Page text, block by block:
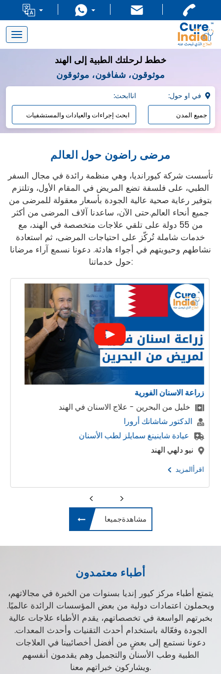
Toggle
navigation
خطط لرحلتك الطبية إلى الهند
موثوقون، شفافون، موثوقون
:اناابحث
مرضى راضون حول العالم
تأسست شركة كيورانديا، وهي منظمة رائدة في مجال السفر
الطبي، على فلسفة تضع المريض في المقام الأول، وتلتزم
بتوفير رعاية صحية عالية الجودة بأسعار معقولة للمرضى من
جميع أنحاء العالم.حتى الآن، ساعدنا آلاف المرضى من أكثر
من 55 دولة على تلقي علاجات متخصصة في الهند، مع
خدمات شاملة تُركّز على احتياجات المرضى، ثم استعادة
نشاطهم وحيويتهم في أجواء هادئة. دعونا نسمع آراء مرضانا
حول خدماتنا:
زراعة الاسنان الفورية
خليل من البحرين - علاج الاسنان في الهند
الدكتور شاشانك أرورا
عيادة شاينينغ سمايلز لطب الأسنان
نيو دلهي الهند
اقرأالمزيد
مشاهدةجميعا
أطباء معتمدون
يتمتع أطباء مركز كيور إنديا بسنوات من الخبرة في مجالاتهم،
ويحملون اعتمادات دولية من بعض المؤسسات الرائدة عالميًا.
بخبرتهم الواسعة في تخصصاتهم، يقدم الأطباء علاجات عالية
الجودة وفعّالة باستخدام أحدث التقنيات وأحدث المعدات.
دعونا نستمع إلى بعضٍ من أفضل أخصائيينا في العلاجات
الطبية وطب الأسنان والتجميل وهم يقدمون أنفسهم
ويشاركون خبراتهم معنا.